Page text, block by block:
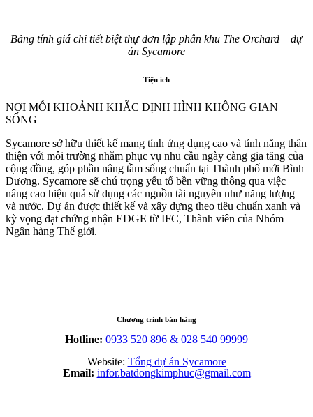
Bảng tính giá chi tiết biệt thự đơn lập phân khu The Orchard – dự
án Sycamore
Tiện ích
NƠI MỖI KHOẢNH KHẮC ĐỊNH HÌNH KHÔNG GIAN
SỐNG
Sycamore sở hữu thiết kế mang tính ứng dụng cao và tính năng thân
thiện với môi trường nhằm phục vụ nhu cầu ngày càng gia tăng của
cộng đồng, góp phần nâng tầm sống chuẩn tại Thành phố mới Bình
Dương. Sycamore sẽ chú trọng yếu tố bền vững thông qua việc
nâng cao hiệu quả sử dụng các nguồn tài nguyên như năng lượng
và nước. Dự án được thiết kế và xây dựng theo tiêu chuẩn xanh và
kỳ vọng đạt chứng nhận EDGE từ IFC, Thành viên của Nhóm
Ngân hàng Thế giới.
Chương trình bán hàng
Hotline: 0933 520 896 & 028 540 99999
Website: Tổng dự án Sycamore
Email: infor.batdongkimphuc@gmail.com